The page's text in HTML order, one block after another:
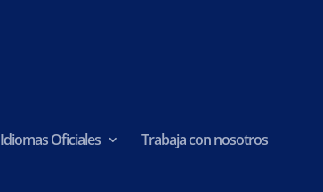
Idiomas Oficiales
Trabaja con nosotros